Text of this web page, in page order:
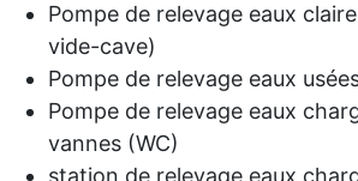
Pompe de relevage eaux
vide-cave)
Pompe de relevage eaux
Pompe de relevage eaux
vannes (WC)